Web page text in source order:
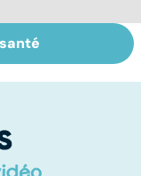
: les
parotide